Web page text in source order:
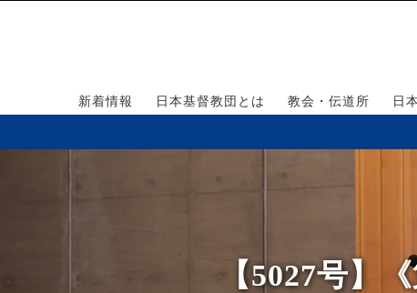
新着情報 日本基督教団とは 教会・伝道所 日
【5027号】